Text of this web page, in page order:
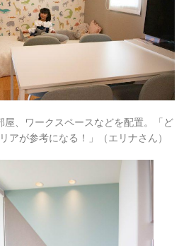
屋、ワークスペースなどを配置。「ど
アが参考になる！」（エリナさん）